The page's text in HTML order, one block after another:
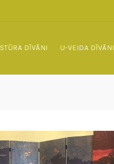
STŪRA DĪVĀNI U-VEIDA DĪVĀNI